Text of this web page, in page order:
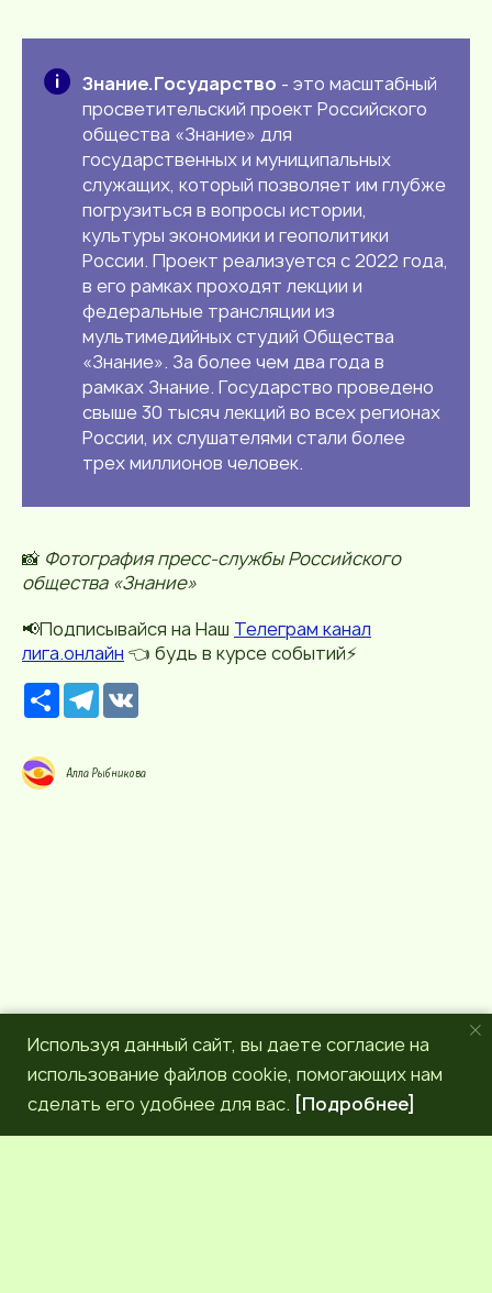
Знание.Государство - это масштабный
просветительский проект Российского
общества «Знание» для
государственных и муниципальных
служащих, который позволяет им глубже
погрузиться в вопросы истории,
культуры экономики и геополитики
России. Проект реализуется с 2022 года,
в его рамках проходят лекции и
федеральные трансляции из
мультимедийных студий Общества
«Знание». За более чем два года в
рамках Знание. Государство проведено
свыше 30 тысяч лекций во всех регионах
России, их слушателями стали более
трех миллионов человек.
📸 Фотография пресс-службы Российского
общества «Знание»
📢Подписывайся на Наш Телеграм канал
лига.онлайн 👈 будь в курсе событий⚡️
Р
е
с
р
с
T
e
g
r
Алла Рыбникова
Используя данный сайт, вы даете согласие на
использование файлов cookie, помогающих нам
сделать его удобнее для вас. [Подробнее]